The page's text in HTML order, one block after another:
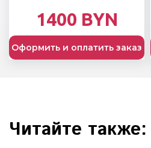
1400 BYN
Оформить и оплатить заказ
Читайте также: